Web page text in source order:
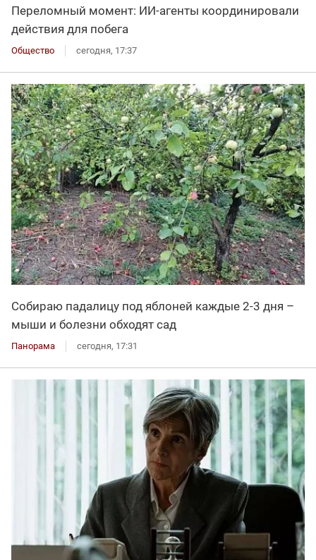
Переломный момент: ИИ-агенты координировали
действия для побега
Общество сегодня, 17:37
Собираю падалицу под яблоней каждые 2-3 дня –
мыши и болезни обходят сад
Панорама сегодня, 17:31